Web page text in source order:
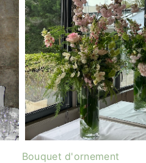
Bouquet d'ornement